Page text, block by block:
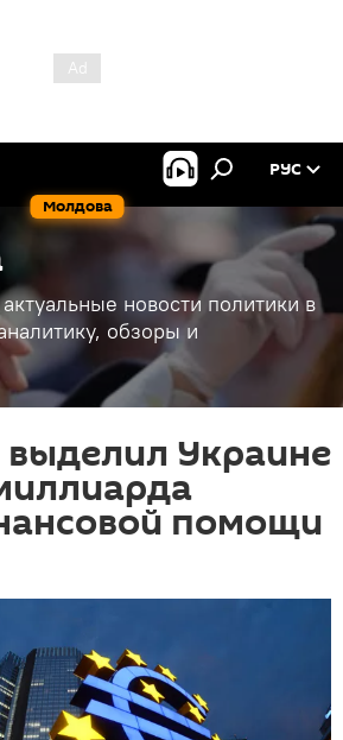
Молдова
РУС
новости политики в
обзоры и
Украине
помощи